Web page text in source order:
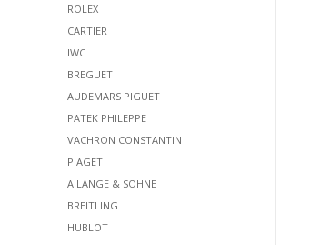
ROLEX
CARTIER
IWC
BREGUET
AUDEMARS PIGUET
PATEK PHILEPPE
VACHRON CONSTANTIN
PIAGET
A.LANGE & SOHNE
BREITLING
HUBLOT